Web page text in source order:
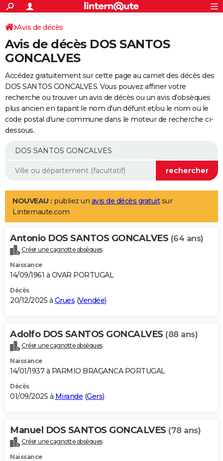
ACTUALITÉS
Politique
Société
Faits Divers
Education
Monde
Villes
+
SPORT
Coupe du monde 2026
Football
Tennis
Cyclisme
Rugby
Forum
FINANCE
Retraite
Impôts
Epargne
Immobilier
Risques naturels par ville
Banque
Assurance
Crédit
Essais
Réserver un essai
Citadines
Berlines
SUV
Forum auto
+
HIGH-TECH
Mobiles
Meilleur smartphone
Internet
Ordinateurs
Jeux vidéo
Guide high-tech
+
BRICOLAGE
Forum
Aménagement intérieur
Extérieur
Cuisine
Salle de bains
Jardinage
Rangement
WEEK-END
Guides de France
Escapades
Patrimoine
Expositions
Musées
Week-end nature
LIFESTYLE
Art de vivre
Bien-être
Loisirs
Mode
Modes de vie
+
Alimentation
Guide de la santé
Maladies
Médicaments
Sommeil
VOYAGE
Destinations
Voyage nature
Voyage de noces
PHOTO
GUIDES D'ACHAT
BONS PLANS
CARTE DE VOEUX
Dictionnaire
Biographies
Citations
Expressions
Proverbes
PROGRAMME TV
S'inscrire
Se connecter
Lycées
Collèges
Primaires
Universités
Entreprises
Service militaire
Avis de recherche
AVIS DE DÉCÈS
FORUM
Avis de décès
Avis de décès DOS SANTOS
GONCALVES
Accédez gratuitement sur cette page au carnet des décès des
DOS SANTOS GONCALVES. Vous pouvez affiner votre
recherche ou trouver un avis de décès ou un avis d'obsèques
plus ancien en tapant le nom d'un défunt et/ou le nom ou le
code postal d'une commune dans le moteur de recherche ci-
dessous.
NOUVEAU : publiez un avis de décès gratuitsur
Linternaute.com
Antonio DOS SANTOS GONCALVES (64 ans)
Créer une cagnotte obsèques
Naissance
14/09/1961 à OVAR PORTUGAL
Décès
20/12/2025 à Grues (Vendée)
Adolfo DOS SANTOS GONCALVES (88 ans)
Créer une cagnotte obsèques
Naissance
14/01/1937 à PARMIO BRAGANCA PORTUGAL
Décès
01/09/2025 à Mirande (Gers)
Manuel DOS SANTOS GONCALVES (78 ans)
Créer une cagnotte obsèques
Naissance